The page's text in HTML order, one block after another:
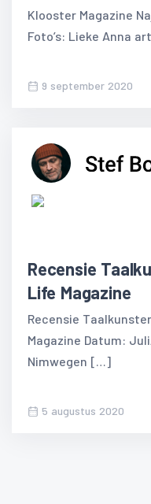
Klooster Magazine
Foto’s: Lieke Anna
9 september 2020
Recensie
Life Magazine
Recensie
Magazine Datum:
Nimwegen […]
5 augustus 2020